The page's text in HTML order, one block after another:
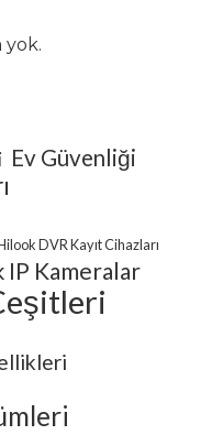
Ev Güvenliği
DVR Kayıt Cihazları
IP Kameralar